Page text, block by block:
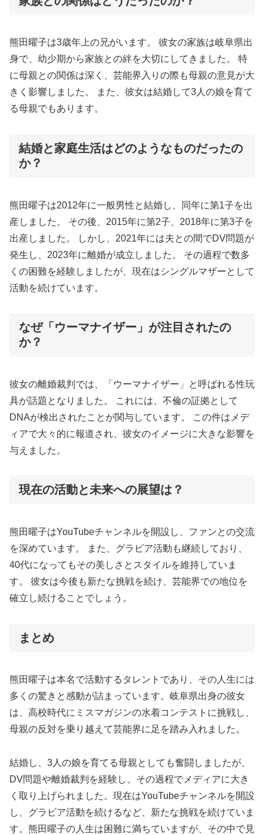
熊田曜子は3歳年上の兄がいます。 彼女の家族は岐阜県出
身で、幼少期から家族との絆を大切にしてきました。 特
に母親との関係は深く、芸能界入りの際も母親の意見が大
きく影響しました。 また、彼女は結婚して3人の娘を育て
る母親でもあります。
結婚と家庭生活はどのようなものだったの
か？
熊田曜子は2012年に一般男性と結婚し、同年に第1子を出
産しました。 その後、2015年に第2子、2018年に第3子を
出産しました。 しかし、2021年には夫との間でDV問題が
発生し、2023年に離婚が成立しました。 その過程で数多
くの困難を経験しましたが、現在はシングルマザーとして
活動を続けています。
なぜ「ウーマナイザー」が注目されたの
か？
彼女の離婚裁判では、「ウーマナイザー」と呼ばれる性玩
具が話題となりました。 これには、不倫の証拠として
DNAが検出されたことが関与しています。 この件はメデ
ィアで大々的に報道され、彼女のイメージに大きな影響を
与えました。
現在の活動と未来への展望は？
熊田曜子はYouTubeチャンネルを開設し、ファンとの交流
を深めています。 また、グラビア活動も継続しており、
40代になってもその美しさとスタイルを維持していま
す。 彼女は今後も新たな挑戦を続け、芸能界での地位を
確立し続けることでしょう。
まとめ
熊田曜子は本名で活動するタレントであり、その人生には
多くの驚きと感動が詰まっています。岐阜県出身の彼女
は、高校時代にミスマガジンの水着コンテストに挑戦し、
母親の反対を乗り越えて芸能界に足を踏み入れました。
結婚し、3人の娘を育てる母親としても奮闘しましたが、
DV問題や離婚裁判を経験し、その過程でメディアに大き
く取り上げられました。現在はYouTubeチャンネルを開設
し、グラビア活動を続けるなど、新たな挑戦を続けていま
す。熊田曜子の人生は困難に満ちていますが、その中で見